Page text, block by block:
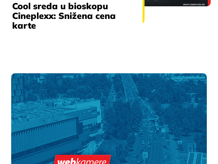
Cool sreda u bioskopu
Cineplexx: Snižena cena
karte